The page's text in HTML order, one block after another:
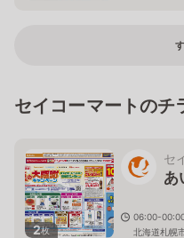
セイコーマートのチ
2枚
セ
あ
06:00-
北海道札幌